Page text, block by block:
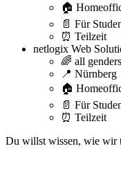
🏠
📄 Für
⏰ Teilzeit
netlogix Web
🌈 all genders
📍 Nürnberg
🏠
📄 Für
⏰ Teilzeit
Du willst wissen, wie wir